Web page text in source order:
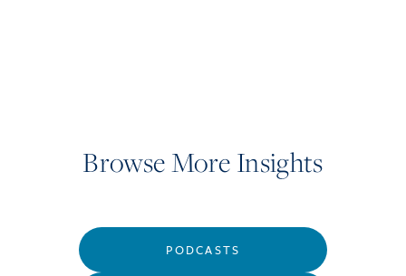
Browse More Insights
PODCASTS